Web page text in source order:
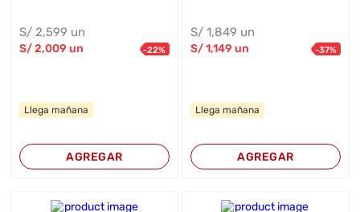
S/2,599 un
S/2,009 un -22%
Llega mañana
AGREGAR
S/ 1,849 un
S/1,149 un -37%
Llega mañana
AGREGAR